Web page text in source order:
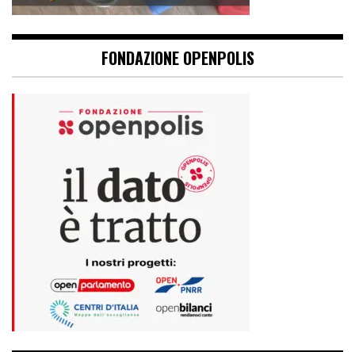
FONDAZIONE OPENPOLIS